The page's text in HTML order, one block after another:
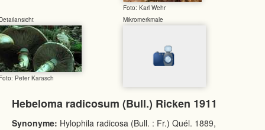
Foto: Karl Wehr
Peter Karasch
Mikromerkmale
Hebeloma radicosum (Bull.) Ricken 1911
Synonyme: Hylophila radicosa (Bull. : Fr.) Quél. 1889,